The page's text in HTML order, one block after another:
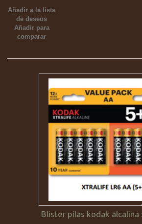
Añadir a la lista
de deseos
Añadir para
comparar
Blister pilas kodak alcalina